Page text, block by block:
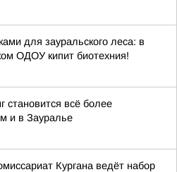
для зауральского леса: в
ОДОУ кипит биотехния!
становится всё более
и в Зауралье
Кургана ведёт набор